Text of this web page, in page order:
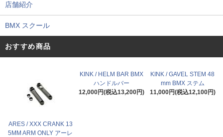
店舗紹介
BMX スクール
おすすめ商品
ARES / XXX CRANK 13
5MM ARM ONLY アーレ
KINK / HELM BAR BMX
ハンドルバー
12,000円(税込13,200円)
KINK / GAVEL STEM 48
mm BMX ステム
11,000円(税込12,100円)